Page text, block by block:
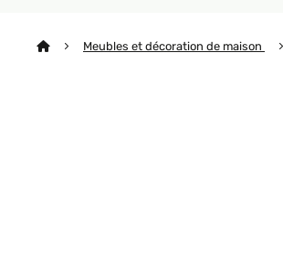
Meubles et décoration de maison